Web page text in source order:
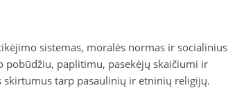
sistemas, moralės normas ir socialinius
pobūdžiu, paplitimu, pasekėjų skaičiumi ir
tarp pasaulinių ir etninių religijų.